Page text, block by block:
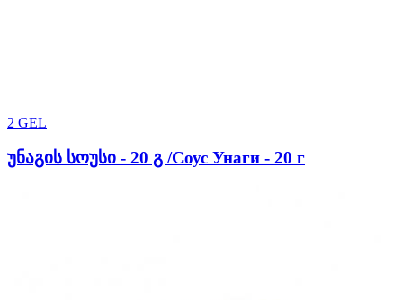
2 GEL
უნაგის სოუსი - 20 გ /Соус Унаги - 20 г